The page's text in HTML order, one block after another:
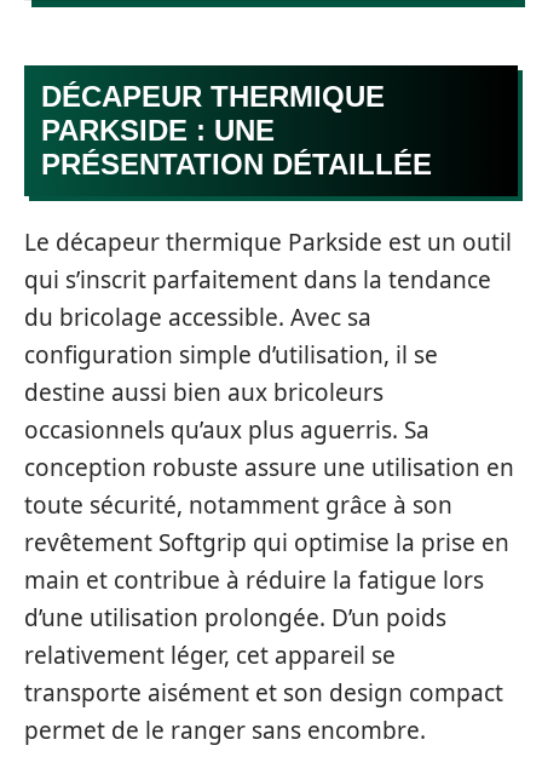
DÉCAPEUR THERMIQUE
PARKSIDE : UNE
PRÉSENTATION DÉTAILLÉE
Le décapeur thermique Parkside est un outil
qui s’inscrit parfaitement dans la tendance
du bricolage accessible. Avec sa
configuration simple d’utilisation, il se
destine aussi bien aux bricoleurs
occasionnels qu’aux plus aguerris. Sa
conception robuste assure une utilisation en
toute sécurité, notamment grâce à son
revêtement Softgrip qui optimise la prise en
main et contribue à réduire la fatigue lors
d’une utilisation prolongée. D’un poids
relativement léger, cet appareil se
transporte aisément et son design compact
permet de le ranger sans encombre.